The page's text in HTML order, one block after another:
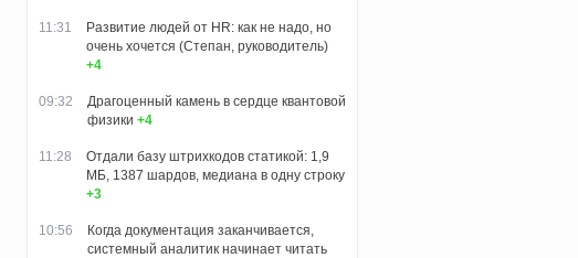
11:31
Развитие людей от HR: как не надо, но
очень хочется (Степан, руководитель)
+4
09:32
Драгоценный камень в сердце квантовой
физики +4
11:28
Отдали базу штрихкодов статикой: 1,9
МБ, 1387 шардов, медиана в одну строку
+3
10:56
Когда документация заканчивается,
системный аналитик начинает читать